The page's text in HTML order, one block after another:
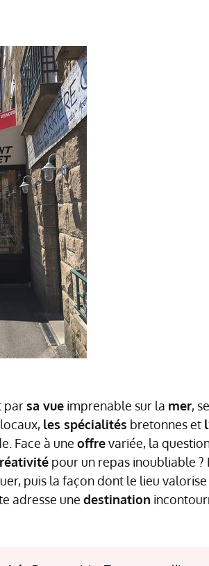
par sa vue imprenable sur la mer,
locaux, les spécialités bretonnes et
Face à une offrevariée, la
pour un repas inoubliable ?
puis la façon dont le lieu valorise
adresse une destination